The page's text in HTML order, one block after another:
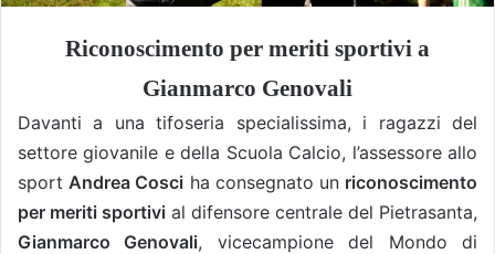
Riconoscimento per meriti sportivi a
Gianmarco Genovali
Davanti a una tifoseria specialissima, i ragazzi del
settore giovanile e della Scuola Calcio, l’assessore allo
sport Andrea Cosci ha consegnato un riconoscimento
per meriti sportivi al difensore centrale del Pietrasanta,
Gianmarco Genovali, vicecampione del Mondo di